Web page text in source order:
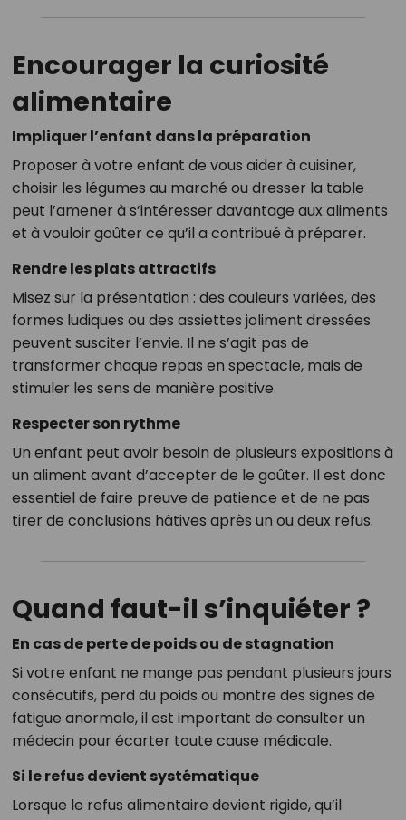
Encourager la curiosité
alimentaire
Impliquer l’enfant dans la préparation
Proposer à votre enfant de vous aider à cuisiner,
choisir les légumes au marché ou dresser la table
peut l’amener à s’intéresser davantage aux aliments
et à vouloir goûter ce qu’il a contribué à préparer.
Rendre les plats attractifs
Misez sur la présentation : des couleurs variées, des
formes ludiques ou des assiettes joliment dressées
peuvent susciter l’envie. Il ne s’agit pas de
transformer chaque repas en spectacle, mais de
stimuler les sens de manière positive.
Respecter son rythme
Un enfant peut avoir besoin de plusieurs expositions à
un aliment avant d’accepter de le goûter. Il est donc
essentiel de faire preuve de patience et de ne pas
tirer de conclusions hâtives après un ou deux refus.
Quand faut-il s’inquiéter ?
En cas de perte de poids ou de stagnation
Si votre enfant ne mange pas pendant plusieurs jours
consécutifs, perd du poids ou montre des signes de
fatigue anormale, il est important de consulter un
médecin pour écarter toute cause médicale.
Si le refus devient systématique
Lorsque le refus alimentaire devient rigide, qu’il